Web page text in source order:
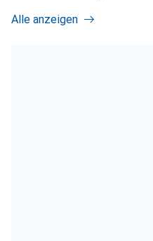
Alle anzeigen